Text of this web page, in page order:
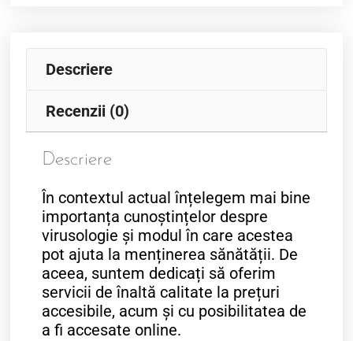
Descriere
Recenzii (0)
Descriere
În contextul actual înțelegem mai bine
importanța cunoștințelor despre
virusologie și modul în care acestea
pot ajuta la menținerea sănătății. De
aceea, suntem dedicați să oferim
servicii de înaltă calitate la prețuri
accesibile, acum și cu posibilitatea de
a fi accesate online.